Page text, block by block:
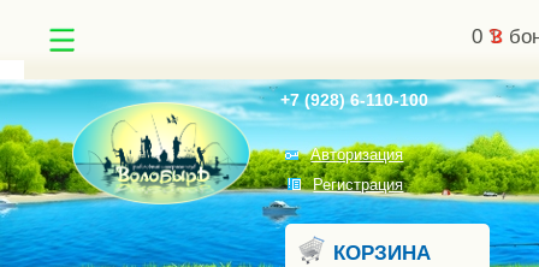
0
Авторизация
Регистрация
+7 (928) 6-110-100
КОРЗИНА